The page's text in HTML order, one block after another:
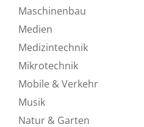
Maschinenbau
Medien
Medizintechnik
Mikrotechnik
Mobile & Verkehr
Musik
Natur & Garten